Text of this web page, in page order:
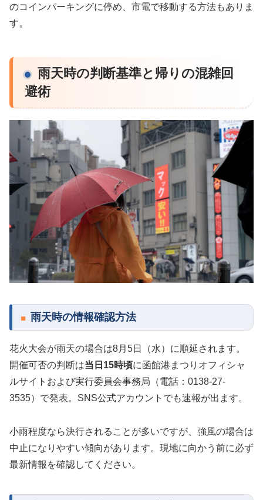
のコインパーキングに停め、市電で移動する方法もありま
す。
雨天時の判断基準と帰りの混雑回
避術
雨天時の情報確認方法
花火大会が雨天の場合は8月5日（水）に順延されます。
開催可否の判断は当日15時頃に函館港まつりオフィシャ
ルサイトおよび実行委員会事務局（電話：0138-27-
3535）で発表。SNS公式アカウントでも速報が出ます。
小雨程度なら決行されることが多いですが、強風の場合は
中止になりやすい傾向があります。現地に向かう前に必ず
最新情報を確認してください。